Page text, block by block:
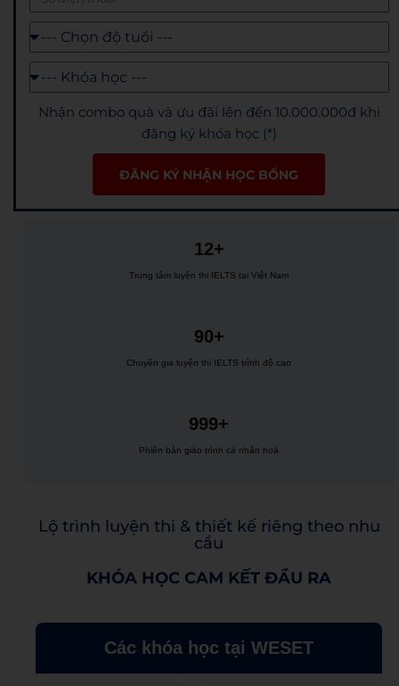
Nhận combo quà và ưu đãi lên đến 10.000.000đ khi
đăng ký khóa học (*)
ĐĂNG KÝ NHẬN HỌC BỔNG
12+
Trung tâm luyện thi IELTS tại Việt Nam
90+
Chuyên gia luyện thi IELTS trình độ cao
999+
Phiên bản giáo trình cá nhân hoá
Lộ trình luyện thi & thiết kế riêng theo nhu
cầu
KHÓA HỌC CAM KẾT ĐẦU RA
Các khóa học tại WESET